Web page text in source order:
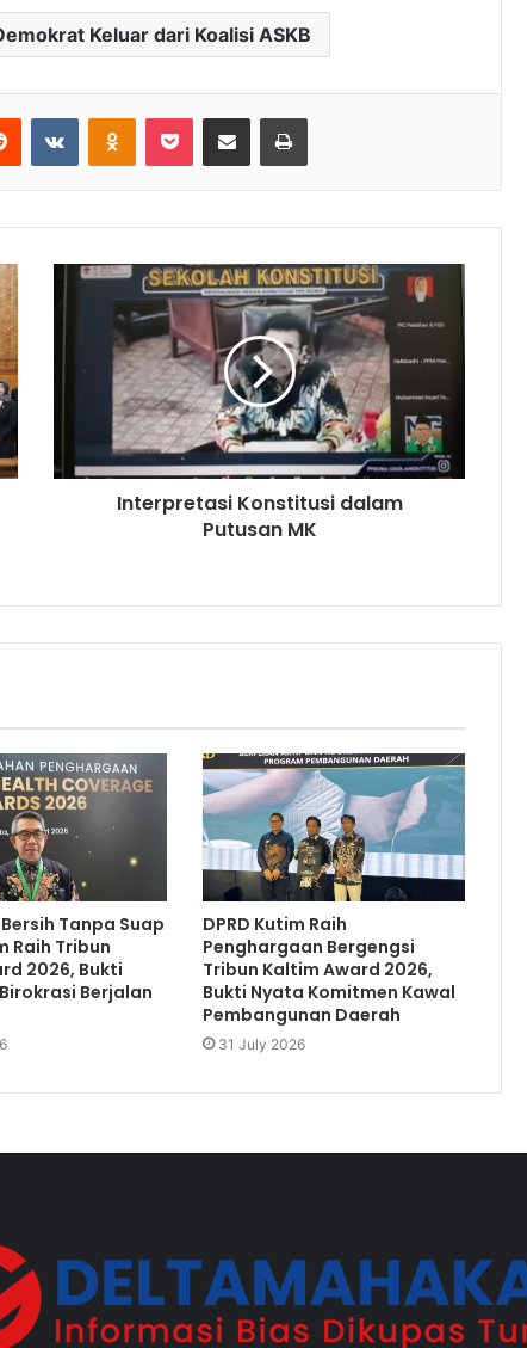
Keluar dari Koalisi ASKB
Interpretasi Konstitusi dalam
Putusan MK
Tanpa Suap
Raih Tribun
2026, Bukti
Berjalan
DPRD Kutim Raih
Penghargaan Bergengsi
Tribun Kaltim Award 2026,
Bukti Nyata Komitmen Kawal
Pembangunan Daerah
31 July 2026